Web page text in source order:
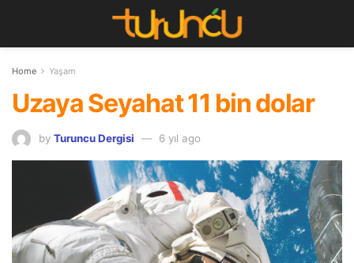
Home Yaşam
Uzaya Seyahat 11 bin dolar
by Turuncu Dergisi 6 yıl ago